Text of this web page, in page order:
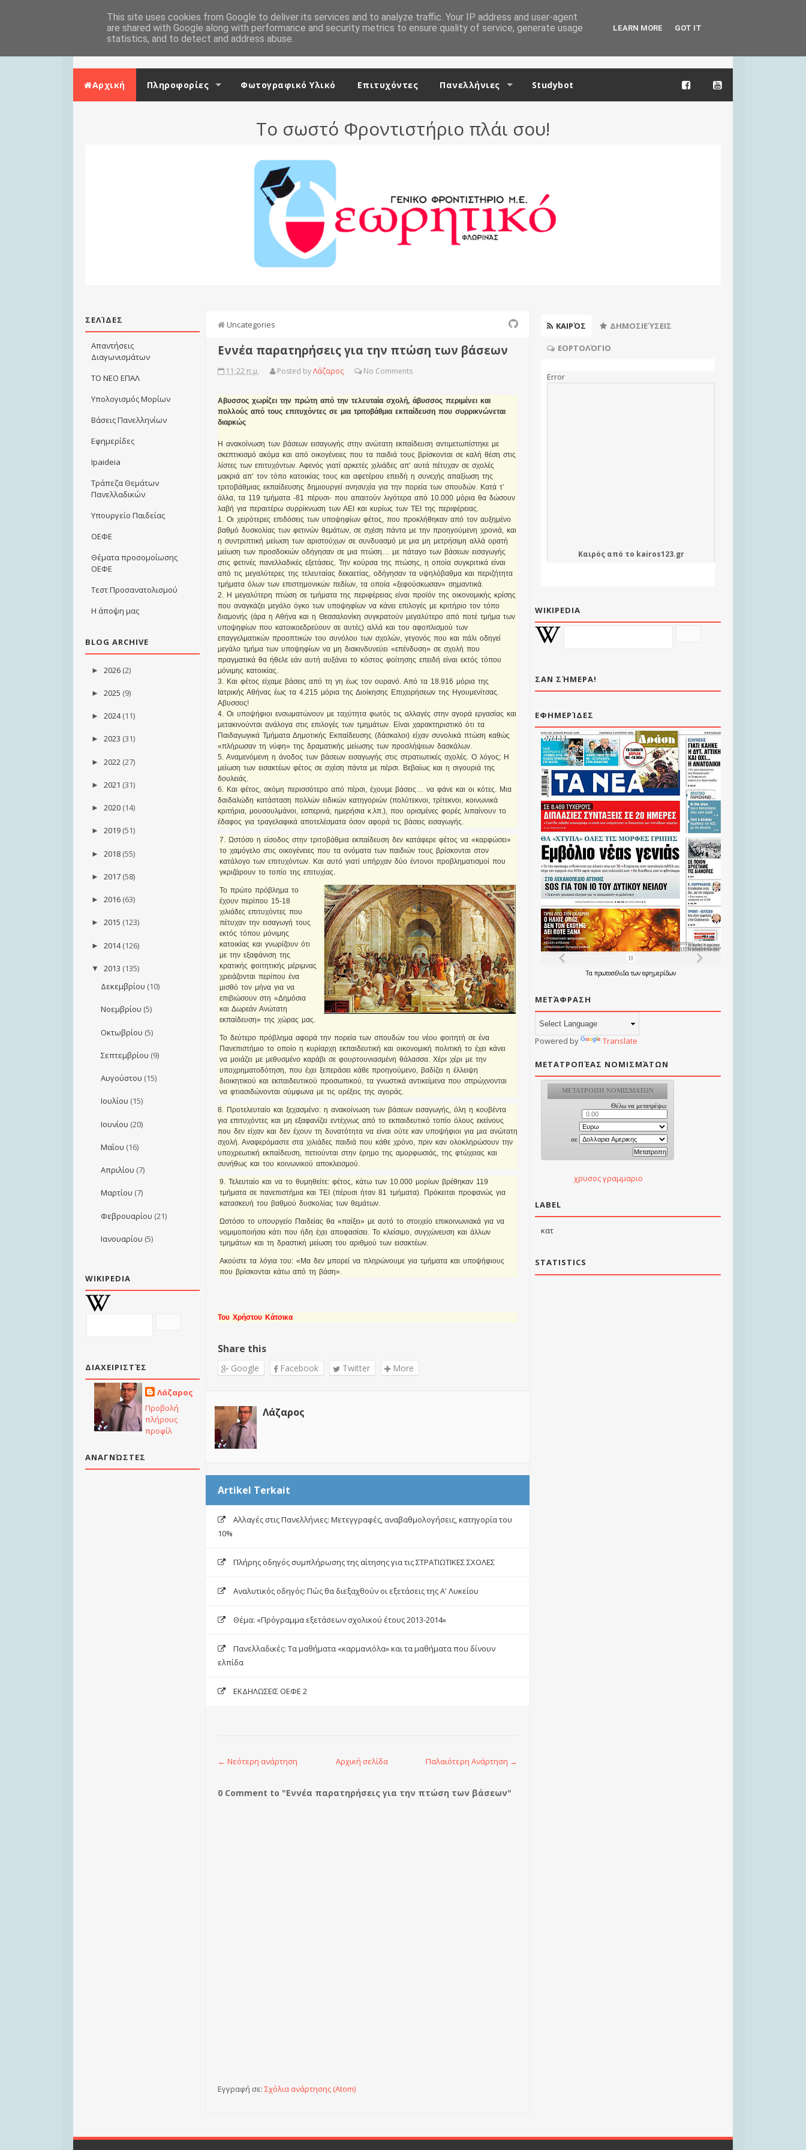
Αρχική Επικοινωνία
Αρχική Πληροφορίες Φωτογραφικό Υλικό Επιτυχόντες Πανελλήνιες Studybot
Το σωστό Φροντιστήριο πλάι σου!
ΣΕΛΊΔΕΣ
Απαντήσεις
Διαγωνισμάτων
ΤΟ ΝΕΟ ΕΠΑΛ
Υπολογισμός Μορίων
Βάσεις Πανελληνίων
Εφημερίδες
Ιpaideia
Τράπεζα Θεμάτων
Πανελλαδικών
Υπουργείο Παιδείας
ΟΕΦΕ
Θέματα προσομοίωσης
ΟΕΦΕ
Τεστ Προσανατολισμού
Η άποψη μας
BLOG ARCHIVE
► 2026 (2)
► 2025 (9)
► 2024 (11)
► 2023 (31)
► 2022 (27)
► 2021 (31)
► 2020 (14)
► 2019 (51)
► 2018 (55)
► 2017 (58)
► 2016 (63)
► 2015 (123)
► 2014 (126)
▼ 2013 (135)
Δεκεμβρίου (10)
Νοεμβρίου (5)
Οκτωβρίου (5)
Σεπτεμβρίου (9)
Αυγούστου (15)
Ιουλίου (15)
Ιουνίου (20)
Μαΐου (16)
Απριλίου (7)
Μαρτίου (7)
Φεβρουαρίου (21)
Ιανουαρίου (5)
WIKIPEDIA
ΔΙΑΧΕΙΡΙΣΤΈΣ
Λάζαρος
Προβολή
πλήρους
προφίλ
ΑΝΑΓΝΏΣΤΕΣ
Uncategories
Εννέα παρατηρήσεις για την πτώση των βάσεων
11:22 π.μ. Posted byΛάζαρος No Comments
Αβυσσος χωρίζει την πρώτη από την τελευταία σχολή, άβυσσος περιμένει και
πολλούς από τους επιτυχόντες σε μια τριτοβάθμια εκπαίδευση που συρρικνώνεται
διαρκώς
Η ανακοίνωση των βάσεων εισαγωγής στην ανώτατη εκπαίδευση αντιμετωπίστηκε με
σκεπτικισμό ακόμα και από οικογένειες που τα παιδιά τους βρίσκονται σε καλή θέση στις
λίστες των επιτυχόντων. Αφενός γιατί αρκετές χιλιάδες απ’ αυτά πέτυχαν σε σχολές
μακριά απ’ τον τόπο κατοικίας τους και αφετέρου επειδή η συνεχής απαξίωση της
τριτοβάθμιας εκπαίδευσης δημιουργεί ανησυχία για την πορεία των σπουδών. Κατά τ’
άλλα, τα 119 τμήματα -81 πέρυσι- που απαιτούν λιγότερα από 10.000 μόρια θα δώσουν
λαβή για περαιτέρω συρρίκνωση των ΑΕΙ και κυρίως των ΤΕΙ της περιφέρειας.
1. Οι χειρότερες επιδόσεις των υποψηφίων φέτος, που προκλήθηκαν από τον αυξημένο
βαθμό δυσκολίας των φετινών θεμάτων, σε σχέση πάντα με την προηγούμενη χρονιά, και
η συντριπτική μείωση των αριστούχων σε συνδυασμό με μια μη μετρήσιμη αλλά ορατή
μείωση των προσδοκιών οδήγησαν σε μια πτώση… με πάταγο των βάσεων εισαγωγής
στις φετινές πανελλαδικές εξετάσεις. Την κούρσα της πτώσης, η οποία συγκριτικά είναι
από τις μεγαλύτερες της τελευταίας δεκαετίας, οδήγησαν τα υψηλόβαθμα και περιζήτητα
τμήματα όλων των επιστημονικών πεδίων, τα οποία «ξεφούσκωσαν» σημαντικά.
2. Η μεγαλύτερη πτώση σε τμήματα της περιφέρειας είναι προϊόν της οικονομικής κρίσης
που αναγκάζει μεγάλο όγκο των υποψηφίων να κάνει επιλογές με κριτήριο τον τόπο
διαμονής (άρα η Αθήνα και η Θεσσαλονίκη συγκρατούν μεγαλύτερο από ποτέ τμήμα των
υποψηφίων που κατοικοεδρεύουν σε αυτές) αλλά και του αφοπλισμού των
επαγγελματικών προοπτικών του συνόλου των σχολών, γεγονός που και πάλι οδηγεί
μεγάλο τμήμα των υποψηφίων να μη διακινδυνεύει «επένδυση» σε σχολή που
πραγματικά θα ήθελε εάν αυτή αυξάνει το κόστος φοίτησης επειδή είναι εκτός τόπου
μόνιμης κατοικίας.
3. Και φέτος είχαμε βάσεις από τη γη έως τον ουρανό. Από τα 18.916 μόρια της
Ιατρικής Αθήνας έως τα 4.215 μόρια της Διοίκησης Επιχειρήσεων της Ηγουμενίτσας.
Aβυσσος!
4. Οι υποψήφιοι ενσωματώνουν με ταχύτητα φωτός τις αλλαγές στην αγορά εργασίας και
μετακινούνται ανάλογα στις επιλογές των τμημάτων. Είναι χαρακτηριστικό ότι τα
Παιδαγωγικά Τμήματα Δημοτικής Εκπαίδευσης (δάσκαλοι) είχαν συνολικά πτώση καθώς
«πλήρωσαν τη νύφη» της δραματικής μείωσης των προσλήψεων δασκάλων.
5. Αναμενόμενη η άνοδος των βάσεων εισαγωγής στις στρατιωτικές σχολές. Ο λόγος; Η
μείωση των εισακτέων φέτος σε σχέση πάντα με πέρσι. Βεβαίως και η σιγουριά της
δουλειάς.
6. Και φέτος, ακόμη περισσότερο από πέρσι, έχουμε βάσεις… να φάνε και οι κότες. Μια
δαιδαλώδη κατάσταση πολλών ειδικών κατηγοριών (πολύτεκνοι, τρίτεκνοι, κοινωνικά
κριτήρια, μουσουλμάνοι, εσπερινά, ημερήσια κ.λπ.), που ορισμένες φορές λιπαίνουν το
έδαφος για τραγελαφικά αποτελέσματα όσον αφορά τις βάσεις εισαγωγής.
7. Ωστόσο η είσοδος στην τριτοβάθμια εκπαίδευση δεν κατάφερε φέτος να «καρφώσει»
το χαμόγελο στις οικογένειες που τα ονόματα των παιδιών τους βρίσκονται στον
κατάλογο των επιτυχόντων. Και αυτό γιατί υπήρχαν δύο έντονοι προβληματισμοί που
γκριζάρουν το τοπίο της επιτυχίας.
Το πρώτο πρόβλημα το
έχουν περίπου 15-18
χιλιάδες επιτυχόντες που
πέτυχαν την εισαγωγή τους
εκτός τόπου μόνιμης
κατοικίας και γνωρίζουν ότι
με την εξαφάνιση της
κρατικής φοιτητικής μέριμνας
χρειάζονται περίπου ένα
μισθό τον μήνα για να
επιβιώσουν στη «Δημόσια
και Δωρεάν Ανώτατη
εκπαίδευση» της χώρας μας.
Το δεύτερο πρόβλημα αφορά την πορεία των σπουδών του νέου φοιτητή σε ένα
Πανεπιστήμιο το οποίο η κυρίαρχη εκπαιδευτική και οικονομική πολιτική το έχει κάνει
να μοιάζει με μεθυσμένο καράβι σε φουρτουνιασμένη θάλασσα. Χέρι χέρι με την
υποχρηματοδότηση, που έχει ξεπεράσει κάθε προηγούμενο, βαδίζει η έλλειψη
διοικητικού και εκπαιδευτικού προσωπικού, τα γνωστικά αντικείμενα που σπρώχνονται
να φτιασιδώνονται σύμφωνα με τις ορέξεις της αγοράς.
8. Προτελευταίο και ξεχασμένο: η ανακοίνωση των βάσεων εισαγωγής, όλη η κουβέντα
για επιτυχόντες και μη εξαφανίζει εντέχνως από το εκπαιδευτικό τοπίο όλους εκείνους
που δεν είχαν και δεν έχουν τη δυνατότητα να είναι ούτε καν υποψήφιοι για μια ανώτατη
σχολή. Αναφερόμαστε στα χιλιάδες παιδιά που κάθε χρόνο, πριν καν ολοκληρώσουν την
υποχρεωτική εκπαίδευση, πετιούνται στην έρημο της αμορφωσιάς, της φτώχειας και
συνήθως και του κοινωνικού αποκλεισμού.
9. Τελευταίο και να το θυμηθείτε: φέτος, κάτω των 10.000 μορίων βρέθηκαν 119
τμήματα σε πανεπιστήμια και ΤΕΙ (πέρυσι ήταν 81 τμήματα). Πρόκειται προφανώς για
κατασκευή του βαθμού δυσκολίας των θεμάτων.
Ωστόσο το υπουργείο Παιδείας θα «παίξει» με αυτό το στοιχείο επικοινωνιακά για να
νομιμοποιήσει κάτι που ήδη έχει αποφασίσει. Το κλείσιμο, συγχώνευση και άλλων
τμημάτων και τη δραστική μείωση του αριθμού των εισακτέων.
Ακούστε τα λόγια του: «Μα δεν μπορεί να πληρώνουμε για τμήματα και υποψήφιους
που βρίσκονται κάτω από τη βάση».
Του Χρήστου Κάτσικα
Share this
Google Facebook Twitter More
Λάζαρος
Artikel Terkait
Αλλαγές στις Πανελλήνιες: Μετεγγραφές, αναβαθμολογήσεις, κατηγορία του
10%
Πλήρης οδηγός συμπλήρωσης της αίτησης για τις ΣΤΡΑΤΙΩΤΙΚΕΣ ΣΧΟΛΕΣ
Αναλυτικός οδηγός: Πώς θα διεξαχθούν οι εξετάσεις της Α' Λυκείου
Θέμα: «Πρόγραμμα εξετάσεων σχολικού έτους 2013-2014»
Πανελλαδικές: Τα μαθήματα «καρμανιόλα» και τα μαθήματα που δίνουν
ελπίδα
ΕΚΔΗΛΩΣΕΙΣ ΟΕΦΕ 2
← Νεότερη ανάρτηση Παλαιότερη Ανάρτηση →
Αρχική σελίδα
0 Comment to "Εννέα παρατηρήσεις για την πτώση των βάσεων"
Εγγραφή σε: Σχόλια ανάρτησης (Atom)
ΚΑΙΡΌΣ ΔΗΜΟΣΙΕΎΣΕΙΣ
ΕΟΡΤΟΛΌΓΙΟ
Καιρόςαπό το kairos123.gr
WIKIPEDIA
ΣΑΝ ΣΉΜΕΡΑ!
ΕΦΗΜΕΡΊΔΕΣ
Τα πρωτοσέλιδατων εφημερίδων
ΜΕΤΆΦΡΑΣΗ
Powered by Translate
ΜΕΤΑΤΡΟΠΈΑΣ ΝΟΜΙΣΜΆΤΩΝ
χρυσος γραμμαριο
LABEL
κατ
STATISTICS
This site uses cookies from Google to deliver its services and to analyze traffic. Your IP address and user-agent
are shared with Google along with performance and security metrics to ensure quality of service, generate usage
statistics, and to detect and address abuse.
LEARN MORE GOT IT